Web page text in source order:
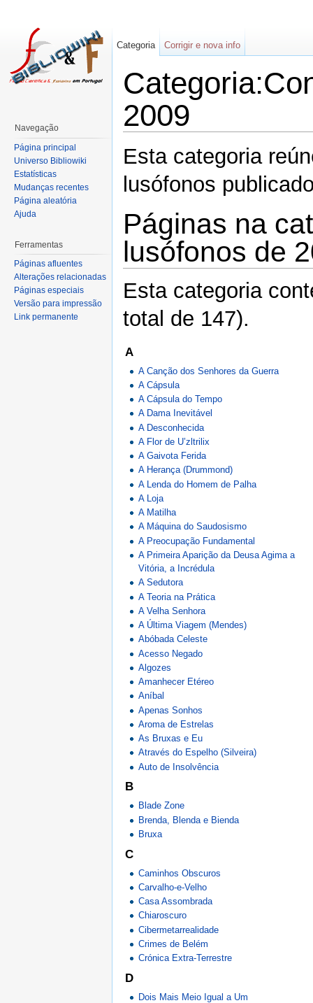
2009
Esta categoria
lusófonos
Páginas na
lusófonos de
Esta categoria
total de 147).
A
A Canção dos Senhores da Guerra
A Cápsula
A Cápsula do Tempo
A Dama Inevitável
A Desconhecida
A Flor de U’zltrilix
A Gaivota Ferida
A Herança (Drummond)
A Lenda do Homem de Palha
A Loja
A Matilha
A Máquina do Saudosismo
A Preocupação Fundamental
A Primeira Aparição da Deusa Agima a
Vitória, a Incrédula
A Sedutora
A Teoria na Prática
A Velha Senhora
A Última Viagem (Mendes)
Abóbada Celeste
Acesso Negado
Algozes
Amanhecer Etéreo
Aníbal
Apenas Sonhos
Aroma de Estrelas
As Bruxas e Eu
Através do Espelho (Silveira)
Auto de Insolvência
B
Blade Zone
Brenda, Blenda e Bienda
Bruxa
C
Caminhos Obscuros
Carvalho-e-Velho
Casa Assombrada
Chiaroscuro
Cibermetarrealidade
Crimes de Belém
Crónica Extra-Terrestre
D
Dois Mais Meio Igual a Um
Categoria Corrigir e nova info
Navegação
Página principal
Universo Bibliowiki
Estatísticas
Mudanças recentes
Página aleatória
Ajuda
Ferramentas
Páginas afluentes
Alterações relacionadas
Páginas especiais
Versão para impressão
Link permanente